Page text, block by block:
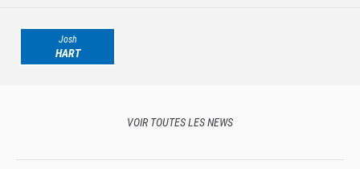
Josh
HART
VOIR TOUTES LES NEWS